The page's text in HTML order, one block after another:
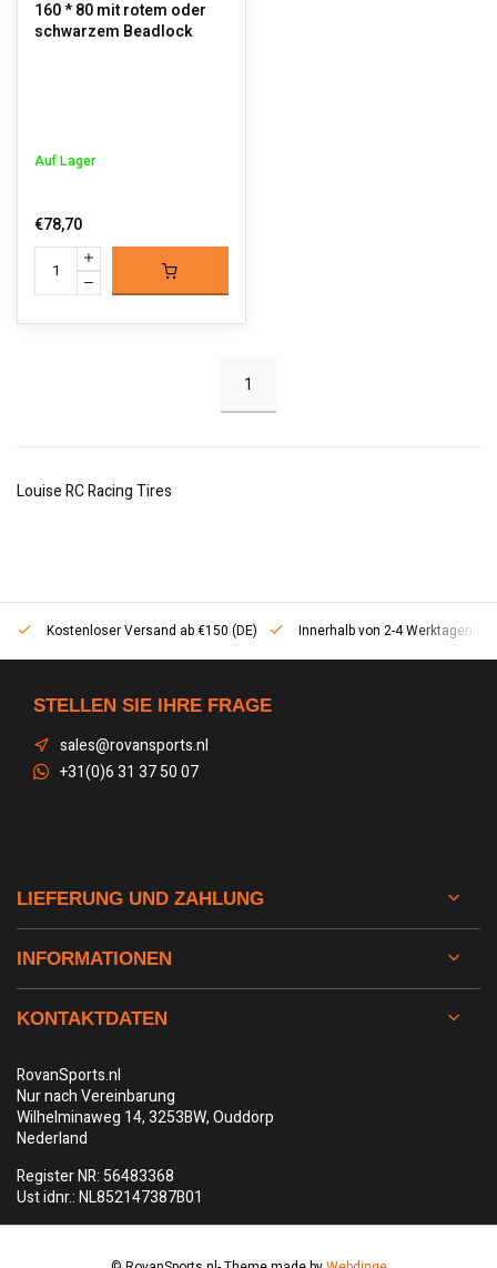
160 * 80 mit rotem oder
schwarzem Beadlock
Auf Lager
€78,70
1
Louise RC Racing Tires
Kostenloser Versand ab €150 (DE) Innerhalb von 2-4 Werktagen
STELLEN SIE IHRE FRAGE
sales@rovansports.nl
+31(0)6 31 37 50 07
LIEFERUNG UND ZAHLUNG
INFORMATIONEN
KONTAKTDATEN
RovanSports.nl
Nur nach Vereinbarung
Wilhelminaweg 14, 3253BW, Ouddorp
Nederland
Register NR: 56483368
Ust idnr.: NL852147387B01